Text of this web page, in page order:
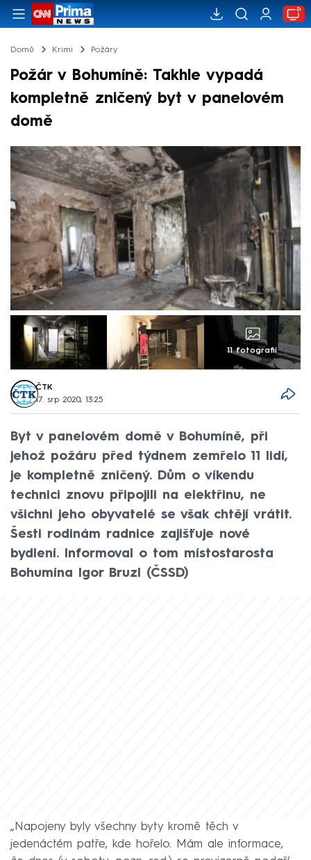
Domů Krimi Požáry
Požár v Bohumíně: Takhle vypadá
kompletně zničený byt v panelovém
domě
11 fotografií
ČTK
17. srp 2020, 13:25
Byt v panelovém domě v Bohumíně, při
jehož požáru před týdnem zemřelo 11 lidí,
je kompletně zničený. Dům o víkendu
technici znovu připojili na elektřinu, ne
všichni jeho obyvatelé se však chtějí vrátit.
Šesti rodinám radnice zajišťuje nové
bydlení. Informoval o tom místostarosta
Bohumína Igor Bruzl (ČSSD)
„Napojeny byly všechny byty kromě těch v
jedenáctém patře, kde hořelo. Mám ale informace,